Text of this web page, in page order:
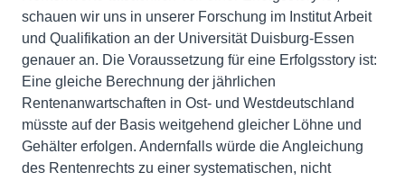
schauen wir uns in unserer Forschung im Institut Arbeit
und Qualifikation an der Universität Duisburg-Essen
genauer an. Die Voraussetzung für eine Erfolgsstory ist:
Eine gleiche Berechnung der jährlichen
Rentenanwartschaften in Ost- und Westdeutschland
müsste auf der Basis weitgehend gleicher Löhne und
Gehälter erfolgen. Andernfalls würde die Angleichung
des Rentenrechts zu einer systematischen, nicht